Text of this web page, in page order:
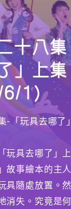
十八
」上集
1)
-「玩具去哪了
玩具去哪了」上
故事繪本的主
具隨處放置。
消失。究竟是